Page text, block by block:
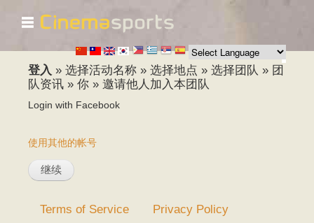
跳
转
到
主
要
内
容
☰
登入 » 选择活动名称 » 选择地点 » 选择团队 » 团
队资讯 » 你 » 邀请他人加入本团队
Login with Facebook
使用其他的帐号
Terms of Service Privacy Policy